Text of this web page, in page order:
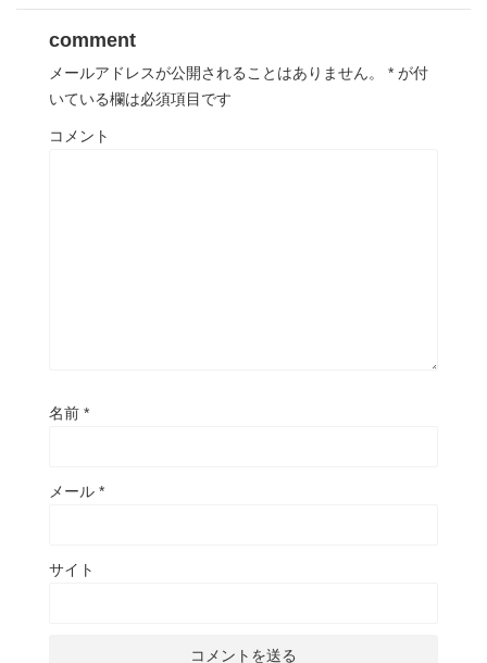
comment
メールアドレスが公開されることはありません。 * が付
いている欄は必須項目です
コメント
名前 *
メール *
サイト